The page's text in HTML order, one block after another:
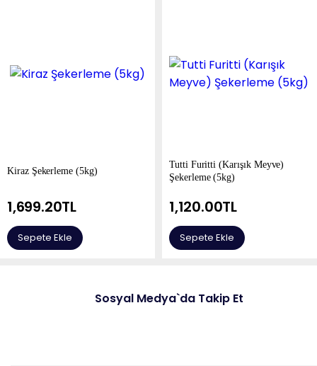
Kiraz Şekerleme (5kg)
1,699.20TL
Sepete Ekle
Tutti Furitti (Karışık Meyve)
Şekerleme (5kg)
1,120.00TL
Sepete Ekle
Sosyal Medya`da Takip Et